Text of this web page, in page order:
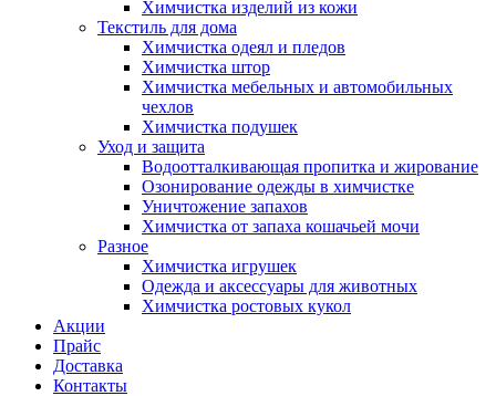
Химчистка изделий из кожи
Текстиль для дома
Химчистка одеял и пледов
Химчистка штор
Химчистка мебельных и автомобильных
чехлов
Химчистка подушек
Уход и защита
Водоотталкивающая пропитка и жирование
Озонирование одежды в химчистке
Уничтожение запахов
Химчистка от запаха кошачьей мочи
Разное
Химчистка игрушек
Одежда и аксессуары для животных
Химчистка ростовых кукол
Акции
Прайс
Доставка
Контакты